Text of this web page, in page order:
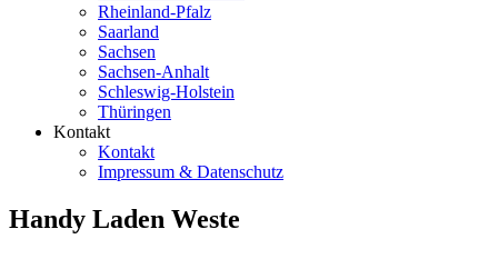
Rheinland-Pfalz
Saarland
Sachsen
Sachsen-Anhalt
Schleswig-Holstein
Thüringen
Kontakt
Kontakt
Impressum & Datenschutz
Handy Laden Weste